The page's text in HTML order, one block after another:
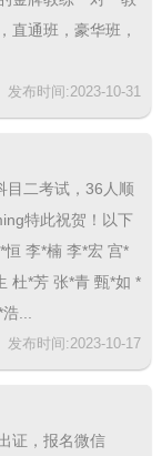
直通班，豪华班，
发布时间:2023-10-31
目二考试，36人顺
特此祝贺！以下
恒 李*楠 李*宏 宫*
杜*芳 张*青 甄*如 *
...
发布时间:2023-10-17
证，报名微信